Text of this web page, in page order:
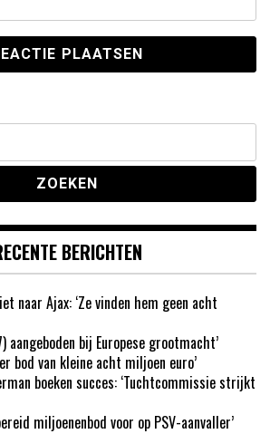
BERICHTEN
naar Ajax: ‘Ze vinden hem geen acht
aangeboden bij Europese grootmacht’
bod van kleine acht miljoen euro’
boeken succes: ‘Tuchtcommissie strijkt
miljoenenbod voor op PSV-aanvaller’